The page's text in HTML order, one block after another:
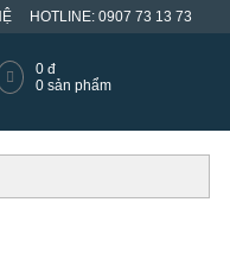
HOTLINE: 0907 73 13 73
0 đ
0 sản phẩm